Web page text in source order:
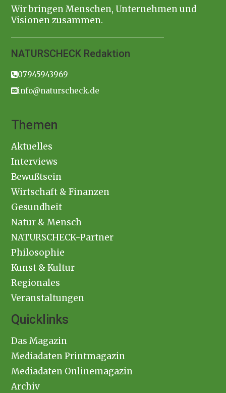
Wir bringen Menschen, Unternehmen und
Visionen zusammen.
NATURSCHECK Redaktion
07945943969
info@naturscheck.de
Themen
Aktuelles
Interviews
Bewußtsein
Wirtschaft & Finanzen
Gesundheit
Natur & Mensch
NATURSCHECK-Partner
Philosophie
Kunst & Kultur
Regionales
Veranstaltungen
Quicklinks
Das Magazin
Mediadaten Printmagazin
Mediadaten Onlinemagazin
Archiv